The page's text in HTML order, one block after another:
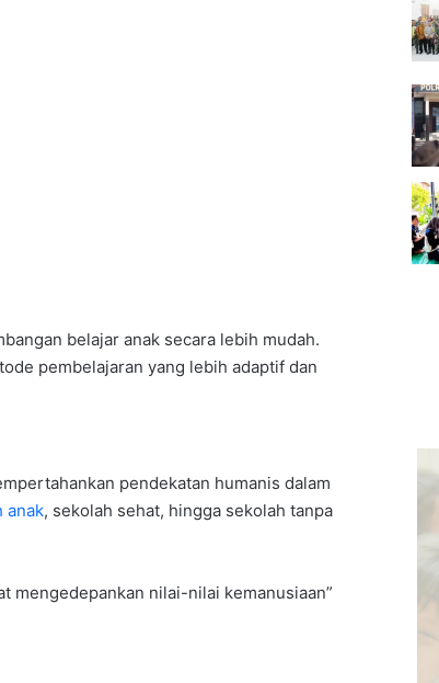
belajar anak secara lebih mudah.
pembelajaran yang lebih adaptif dan
pendekatan humanis dalam
anak, sekolah sehat, hingga sekolah tanpa
mengedepankan nilai-nilai kemanusiaan”